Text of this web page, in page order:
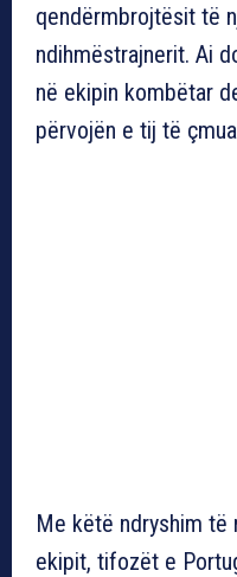
qendërmbrojtësit të
ndihmëstrajnerit. Ai
në ekipin kombëtar
përvojën e tij të
Me këtë ndryshim të
ekipit, tifozët e